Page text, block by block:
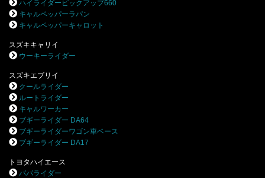
ハイライダーピックアップ660
キャルペッパーラパン
キャルペッパーキャロット
スズキキャリイ
ウーキーライダー
スズキエブリイ
クールライダー
ルートライダー
キャルワーカー
ブギーライダー DA64
ブギーライダーワゴン車ベース
ブギーライダー DA17
トヨタハイエース
パパライダー